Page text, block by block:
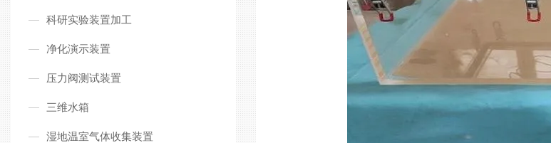
科研实验装置加工
净化演示装置
压力阀测试装置
三维水箱
湿地温室气体收集装置